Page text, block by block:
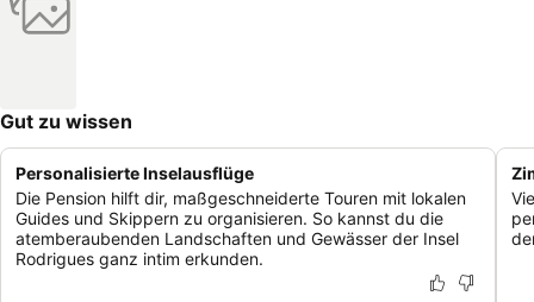
Gut zu wissen
Personalisierte Inselausflüge
Die Pension hilft dir, maßgeschneiderte Touren mit lokalen
Guides und Skippern zu organisieren. So kannst du die
atemberaubenden Landschaften und Gewässer der Insel
Rodrigues ganz intim erkunden.